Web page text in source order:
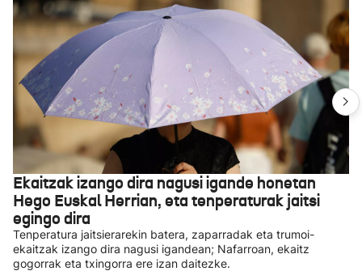
Ekaitzak izango dira nagusi igande honetan
Hego Euskal Herrian, eta tenperaturak jaitsi
egingo dira
Tenperatura jaitsierarekin batera, zaparradak eta trumoi-
ekaitzak izango dira nagusi igandean; Nafarroan, ekaitz
gogorrak eta txingorra ere izan daitezke.